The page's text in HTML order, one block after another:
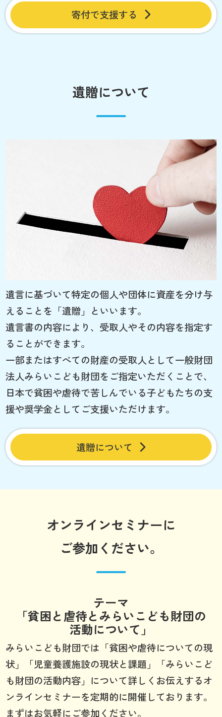
寄付で支援する
遺贈について
遺言に基づいて特定の個人や団体に資産を分け与
えることを「遺贈」といいます。
遺言書の内容により、受取人やその内容を指定す
ることができます。
一部またはすべての財産の受取人として一般財団
法人みらいこども財団をご指定いただくことで、
日本で貧困や虐待で苦しんでいる子どもたちの支
援や奨学金としてご支援いただけます。
遺贈について
オンラインセミナーに
ご参加ください。
テーマ
「貧困と虐待とみらいこども財団の
活動について」
みらいこども財団では「貧困や虐待についての現
状」「児童養護施設の現状と課題」「みらいこど
も財団の活動内容」について詳しくお伝えするオ
ンラインセミナーを定期的に開催しております。
まずはお気軽にご参加ください。